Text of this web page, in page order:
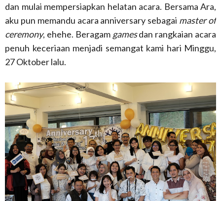
dan mulai mempersiapkan helatan acara. Bersama Ara,
aku pun memandu acara anniversary sebagai master of
ceremony, ehehe. Beragam gamesdan rangkaian acara
penuh keceriaan menjadi semangat kami hari Minggu,
27 Oktober lalu.